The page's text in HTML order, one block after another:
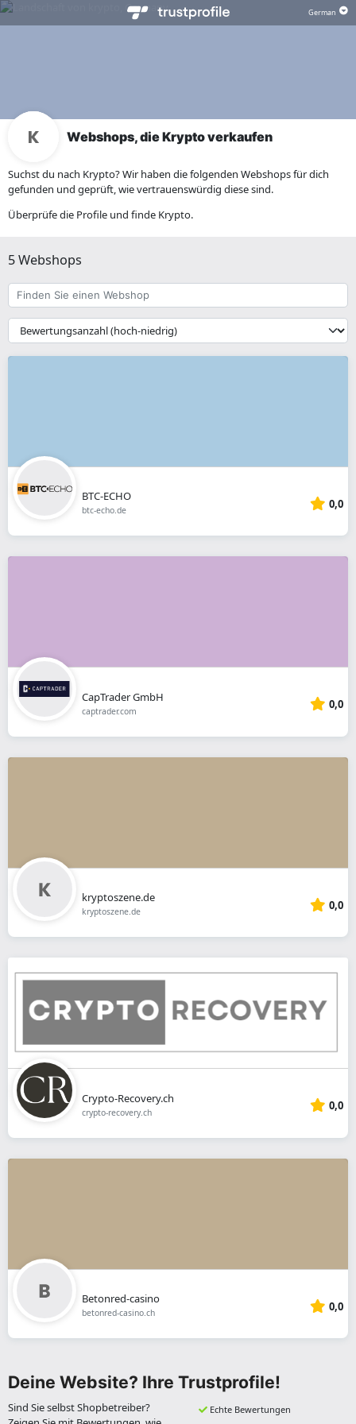
Webshops, die Krypto verkaufen
Suchst du nach Krypto? Wir haben die folgenden Webshops für dich
gefunden und geprüft, wie vertrauenswürdig diese sind.
Überprüfe die Profile und finde Krypto.
5 Webshops
Finden
Sie
einen
Webshop
{{
__('Sort')
}}
BTC-ECHO
btc-echo.de 0,0
CapTrader GmbH
captrader.com 0,0
kryptoszene.de
kryptoszene.de 0,0
Crypto-Recovery.ch
crypto-recovery.ch 0,0
Betonred-casino
betonred-casino.ch 0,0
Deine Website? Ihre Trustprofile!
Sind Sie selbst Shopbetreiber?
Echte Bewertungen